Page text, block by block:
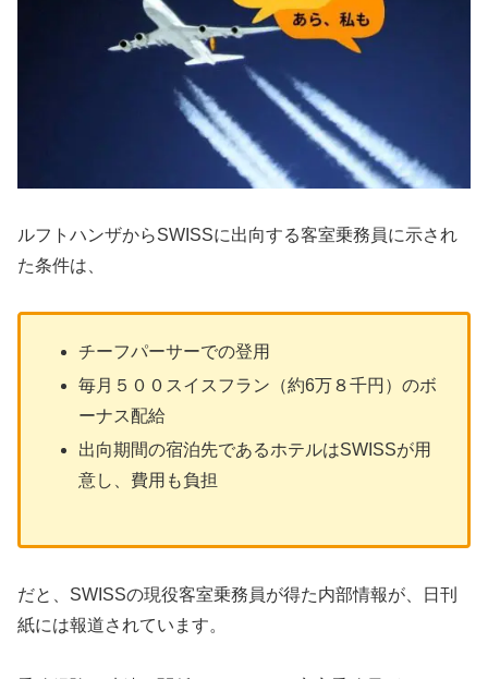
ルフトハンザからSWISSに出向する客室乗務員に示され
た条件は、
チーフパーサーでの登用
毎月５００スイスフラン（約6万８千円）のボ
ーナス配給
出向期間の宿泊先であるホテルはSWISSが用
意し、費用も負担
だと、SWISSの現役客室乗務員が得た内部情報が、日刊
紙には報道されています。